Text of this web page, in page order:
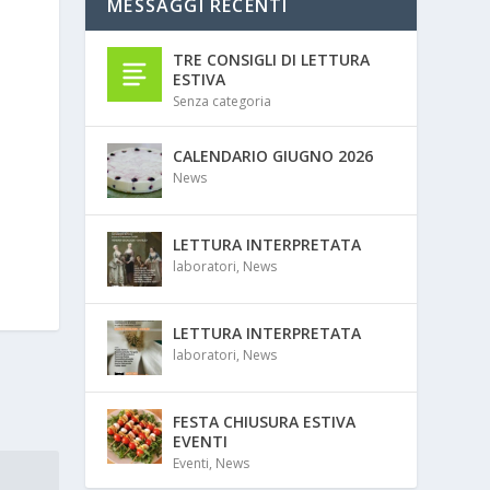
MESSAGGI RECENTI
TRE CONSIGLI DI LETTURA
ESTIVA
Senza categoria
CALENDARIO GIUGNO 2026
News
LETTURA INTERPRETATA
laboratori, News
LETTURA INTERPRETATA
laboratori, News
FESTA CHIUSURA ESTIVA
EVENTI
Eventi, News